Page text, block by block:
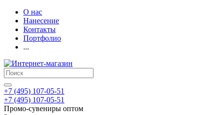
О нас
Нанесение
Контакты
Портфолио
...
+7 (495) 107-05-51
+7 (495) 107-05-51
Промо-сувениры оптом